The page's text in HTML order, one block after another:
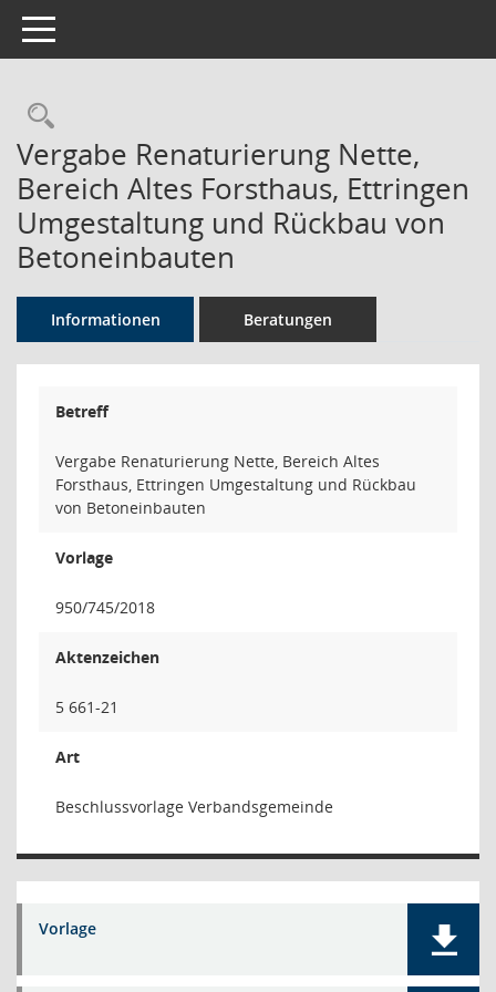
Toggle navigation
Rechercheauswahl
Vergabe Renaturierung Nette,
Bereich Altes Forsthaus, Ettringen
Umgestaltung und Rückbau von
Betoneinbauten
Informationen Beratungen
Betreff
Vergabe Renaturierung Nette, Bereich Altes
Forsthaus, Ettringen Umgestaltung und Rückbau
von Betoneinbauten
Vorlage
950/745/2018
Aktenzeichen
5 661-21
Art
Beschlussvorlage Verbandsgemeinde
Vorlage